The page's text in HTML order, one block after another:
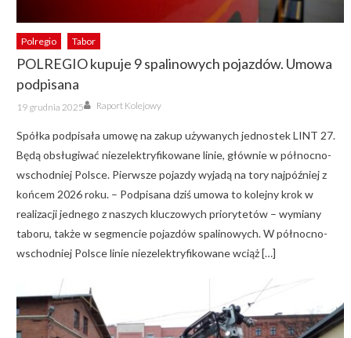
Polregio Tabor
POLREGIO kupuje 9 spalinowych pojazdów. Umowa
podpisana
Posted
on
19 grudnia 2025 Author
Raport Kolejowy
Spółka podpisała umowę na zakup używanych jednostek LINT 27.
Będą obsługiwać niezelektryfikowane linie, głównie w północno-
wschodniej Polsce. Pierwsze pojazdy wyjadą na tory najpóźniej z
końcem 2026 roku. – Podpisana dziś umowa to kolejny krok w
realizacji jednego z naszych kluczowych priorytetów – wymiany
taboru, także w segmencie pojazdów spalinowych. W północno-
wschodniej Polsce linie niezelektryfikowane wciąż […]